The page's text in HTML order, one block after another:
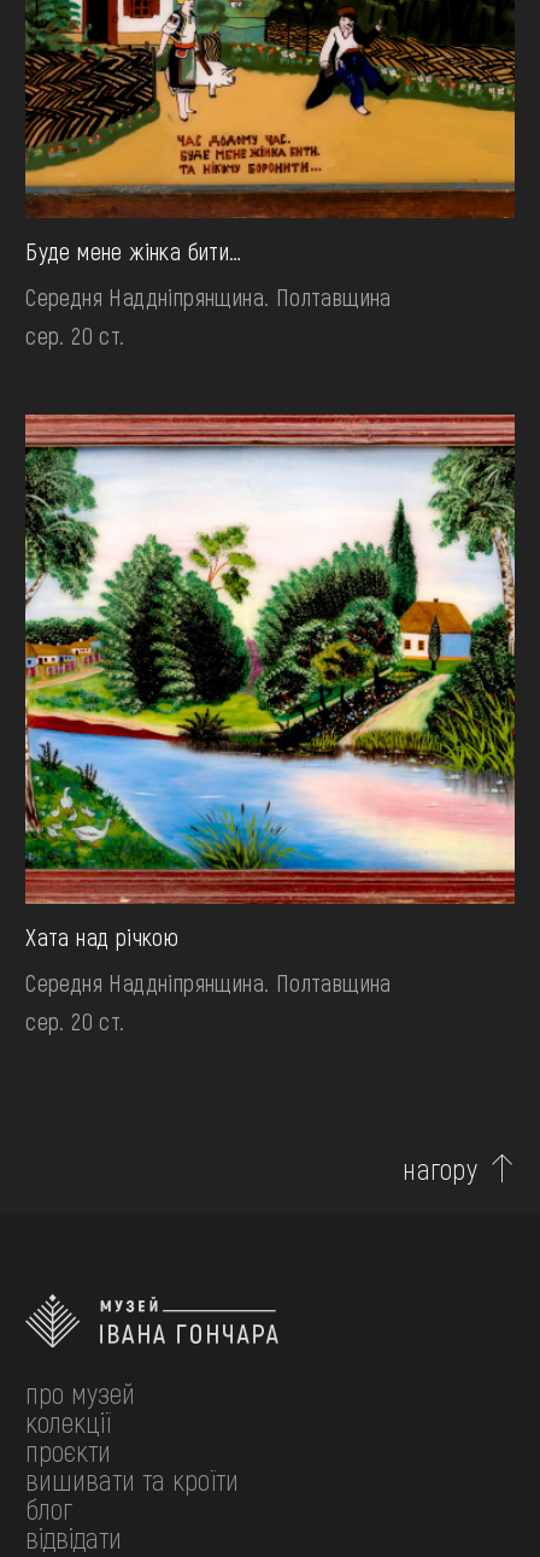
Буде мене жінка бити…
Середня Наддніпрянщина. Полтавщина
сер. 20 ст.
Хата над річкою
Середня Наддніпрянщина. Полтавщина
сер. 20 ст.
нагору
про музей
колекції
проєкти
вишивати та кроїти
блог
відвідати